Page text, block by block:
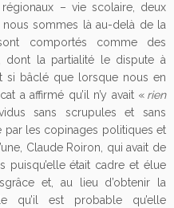
– vie scolaire, deux
sommes là au-delà de la
comportés comme des
dont la partialité le dispute à
si bâclé que lorsque nous en
a affirmé qu’il n’y avait « rien
sans scrupules et sans
par les copinages politiques et
Claude Roiron, qui avait de
puisqu’elle était cadre et élue
et, au lieu d’obtenir la
qu’il est probable qu’elle